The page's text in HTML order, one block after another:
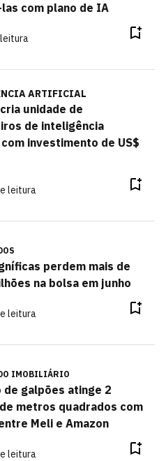
com plano de IA
leitura
ARTIFICIAL
unidade de
de inteligência
investimento de US$
leitura
perdem mais de
na bolsa em junho
leitura
IMOBILIÁRIO
de galpões atinge 2
metros quadrados com
Meli e Amazon
leitura